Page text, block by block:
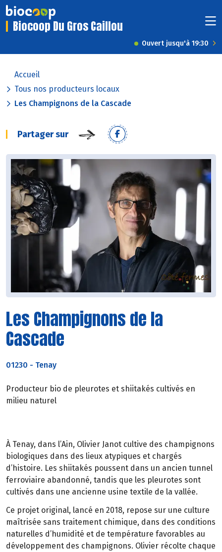
Biocoop Du Gros Caillou
Ouvert jusqu'à 19:30
Accueil
Tous nos producteurs locaux
Les Champignons de la Cascade
Partager sur
Les Champignons de la
Cascade
01230 - Tenay
Producteur bio de pleurotes et shiitakés cultivés en
milieu naturel
À Tenay, dans l’Ain, Olivier Janot cultive des champignons
biologiques dans des lieux atypiques et chargés
d’histoire. Les shiitakés poussent dans un ancien tunnel
ferroviaire abandonné, tandis que les pleurotes sont
cultivés dans une ancienne usine textile de la vallée.
Ce projet original, lancé en 2018, repose sur une culture
maîtrisée sans traitement chimique, dans des conditions
naturelles d’humidité et de température favorables au
développement des champignons. Olivier récolte chaque